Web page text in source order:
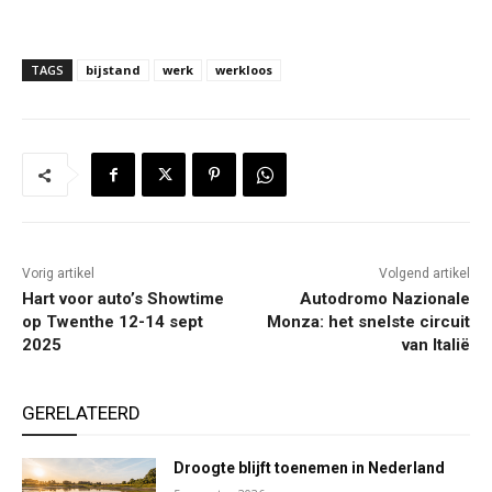
TAGS bijstand werk werkloos
Vorig artikel
Hart voor auto’s Showtime
op Twenthe 12-14 sept
2025
Volgend artikel
Autodromo Nazionale
Monza: het snelste circuit
van Italië
GERELATEERD
Droogte blijft toenemen in Nederland